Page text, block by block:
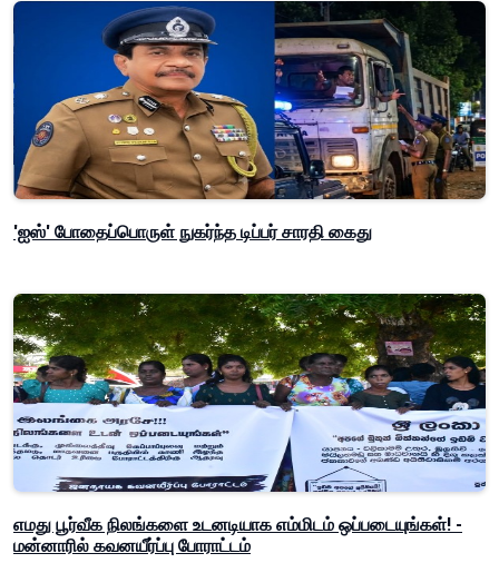
'ஐஸ்' போதைப்பொருள் நுகர்ந்த டிப்பர் சாரதி கைது
எமது பூர்வீக நிலங்களை உடனடியாக எம்மிடம் ஒப்படையுங்கள்! -
மன்னாரில் கவனயீர்ப்பு போராட்டம்